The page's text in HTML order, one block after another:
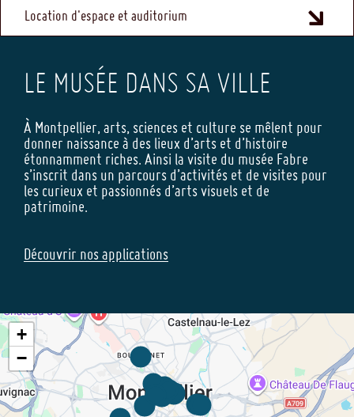
Location d'espace et auditorium
LE MUSÉE DANS SA VILLE
À Montpellier, arts, sciences et culture se mêlent pour
donner naissance à des lieux d’arts et d’histoire
étonnamment riches. Ainsi la visite du musée Fabre
s’inscrit dans un parcours d’activités et de visites pour
les curieux et passionnés d’arts visuels et de
patrimoine.
Découvrir nos applications
+
−